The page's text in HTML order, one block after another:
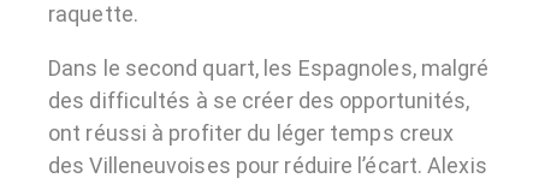
raquette.
Dans le second quart, les Espagnoles, malgré
des difficultés à se créer des opportunités,
ont réussi à profiter du léger temps creux
des Villeneuvoises pour réduire l’écart. Alexis